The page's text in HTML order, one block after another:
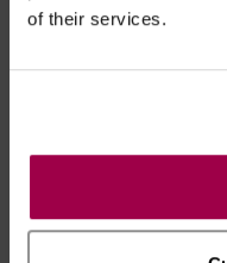
of their services.